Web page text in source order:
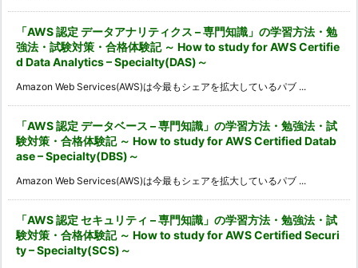
「AWS 認定 データアナリティクス – 専門知識」の学習方法・勉
強法・試験対策・合格体験記 ～ How to study for AWS Certifie
d Data Analytics – Specialty(DAS)～
Amazon Web Services(AWS)は今最もシェアを拡大しているパブ ...
「AWS 認定 データベース – 専門知識」の学習方法・勉強法・試
験対策・合格体験記 ～ How to study for AWS Certified Datab
ase – Specialty(DBS)～
Amazon Web Services(AWS)は今最もシェアを拡大しているパブ ...
「AWS 認定 セキュリティ – 専門知識」の学習方法・勉強法・試
験対策・合格体験記 ～ How to study for AWS Certified Securi
ty – Specialty(SCS)～